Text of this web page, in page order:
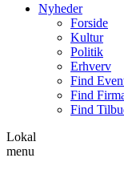
Nyheder
Forside
Kultur
Politik
Erhverv
Find
Find
Find
Lokal
menu